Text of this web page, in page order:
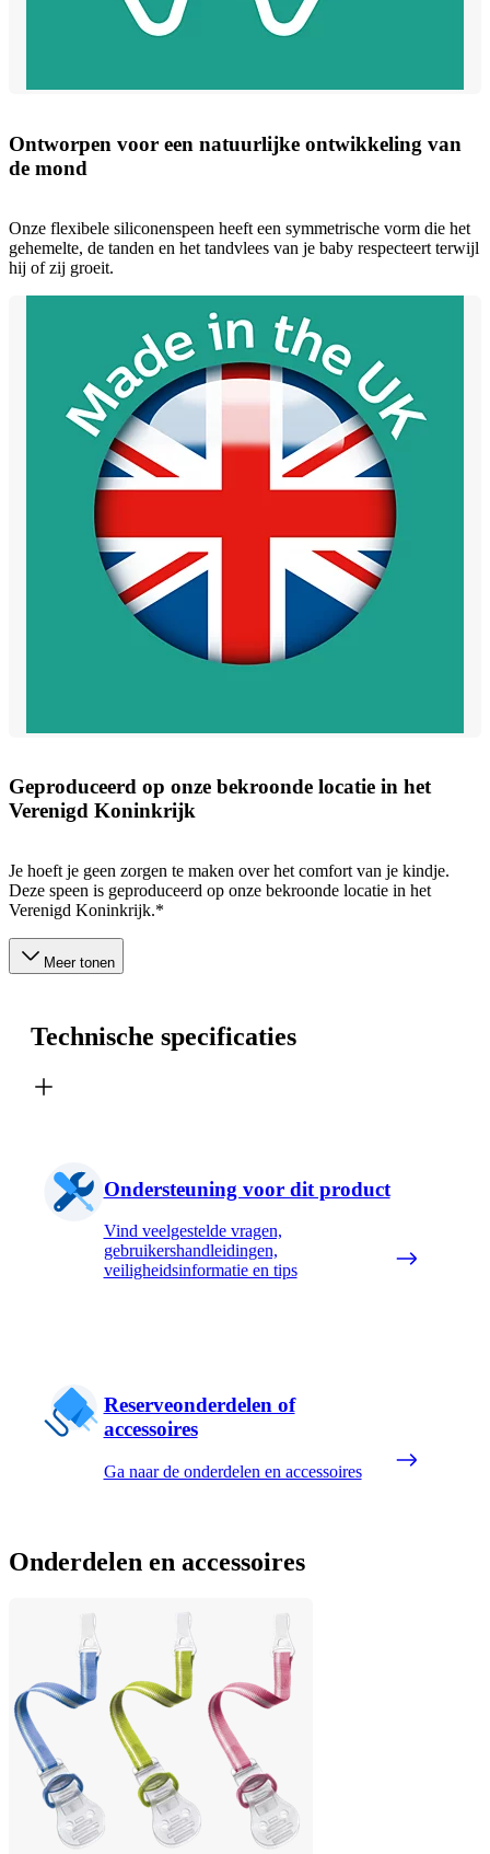
Ontworpen voor een natuurlijke ontwikkeling van
de mond
Onze flexibele siliconenspeen heeft een symmetrische vorm die het
gehemelte, de tanden en het tandvlees van je baby respecteert terwijl
hij of zij groeit.
Geproduceerd op onze bekroonde locatie in het
Verenigd Koninkrijk
Je hoeft je geen zorgen te maken over het comfort van je kindje.
Deze speen is geproduceerd op onze bekroonde locatie in het
Verenigd Koninkrijk.*
Meer tonen
Technische specificaties
Ondersteuning voor dit product
Vind veelgestelde vragen,
gebruikershandleidingen,
veiligheidsinformatie en tips
Reserveonderdelen of
accessoires
Ga naar de onderdelen en accessoires
Onderdelen en accessoires